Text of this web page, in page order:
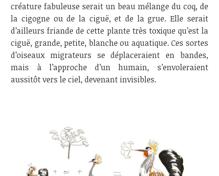
créature fabuleuse serait un beau mélange du coq, de
la cigogne ou de la ciguë, et de la grue. Elle serait
d’ailleurs friande de cette plante très toxique qu’est la
ciguë, grande, petite, blanche ou aquatique. Ces sortes
d’oiseaux migrateurs se déplaceraient en bandes,
mais à l’approche d’un humain, s’envoleraient
aussitôt vers le ciel, devenant invisibles.